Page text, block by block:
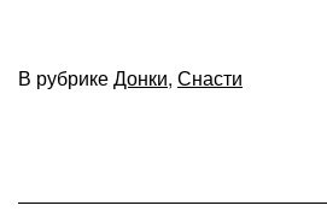
донная
ловли
В рубрикеДонки, Снасти